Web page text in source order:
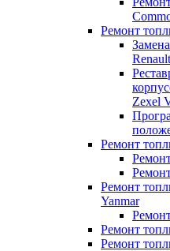
Ремонт
Zexel
Ремонт
Ремонт
Yanmar
Ремонт
Ремонт